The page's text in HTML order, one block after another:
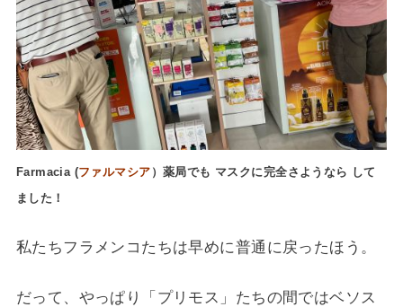
Farmacia (ファルマシア ）薬局でも マスクに完全さようなら して
ました！
私たちフラメンコたちは早めに普通に戻ったほう。
だって、やっぱり「プリモス」たちの間ではベソス